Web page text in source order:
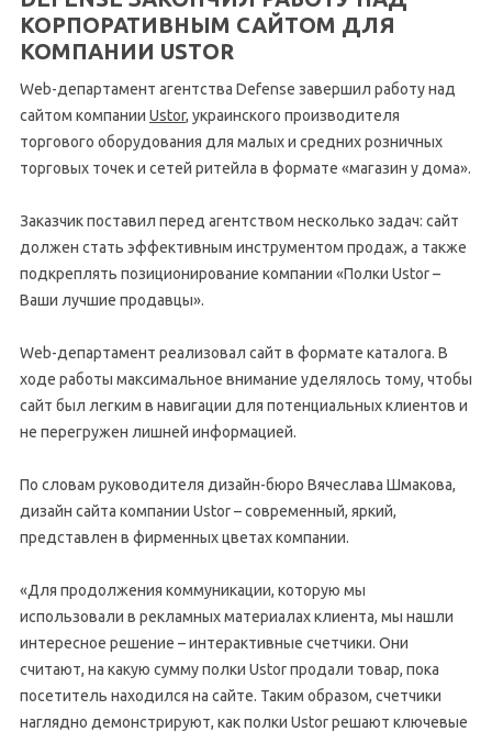
КОРПОРАТИВНЫМ САЙТОМ ДЛЯ
КОМПАНИИ USTOR
Web-департамент агентства Defense завершил работу над
сайтом компании Ustor, украинского производителя
торгового оборудования для малых и средних розничных
торговых точек и сетей ритейла в формате «магазин у дома».
Заказчик поставил перед агентством несколько задач: сайт
должен стать эффективным инструментом продаж, а также
подкреплять позиционирование компании «Полки Ustor –
Ваши лучшие продавцы».
Web-департамент реализовал сайт в формате каталога. В
ходе работы максимальное внимание уделялось тому, чтобы
сайт был легким в навигации для потенциальных клиентов и
не перегружен лишней информацией.
По словам руководителя дизайн-бюро Вячеслава Шмакова,
дизайн сайта компании Ustor – современный, яркий,
представлен в фирменных цветах компании.
«Для продолжения коммуникации, которую мы
использовали в рекламных материалах клиента, мы нашли
интересное решение – интерактивные счетчики. Они
считают, на какую сумму полки Ustor продали товар, пока
посетитель находился на сайте. Таким образом, счетчики
наглядно демонстрируют, как полки Ustor решают ключевые